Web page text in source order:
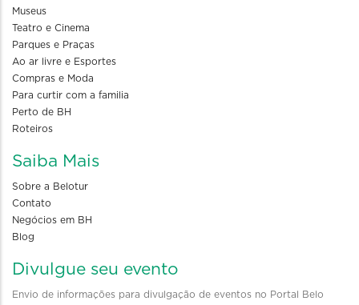
Museus
Teatro e Cinema
Parques e Praças
Ao ar livre e Esportes
Compras e Moda
Para curtir com a familia
Perto de BH
Roteiros
Saiba Mais
Sobre a Belotur
Contato
Negócios em BH
Blog
Divulgue seu evento
Envio de informações para divulgação de eventos no Portal Belo